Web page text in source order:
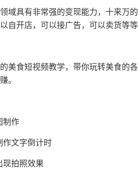
域具有非常强的变现能力，十来万
自开店，可以接广告，可以卖货等等
美食短视频教学，带你玩转美食的
。
制作
作文字倒计时
现拍照效果